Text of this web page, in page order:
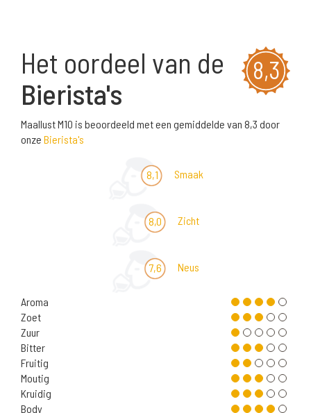
8,3
Het oordeel van de
Bierista's
Maallust M10 is beoordeeld met een gemiddelde van 8,3 door
onze Bierista's
8,1 Smaak
8,0 Zicht
7,6 Neus
Aroma
Zoet
Zuur
Bitter
Fruitig
Moutig
Kruidig
Body